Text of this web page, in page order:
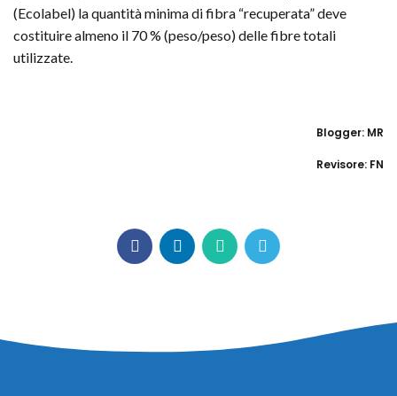
(Ecolabel) la quantità minima di fibra “recuperata” deve
costituire almeno il 70 % (peso/peso) delle fibre totali
utilizzate.
Blogger: MR
Revisore: FN